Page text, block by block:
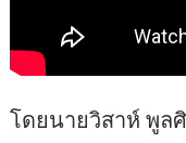
โดยนายวิสาห์ พูล